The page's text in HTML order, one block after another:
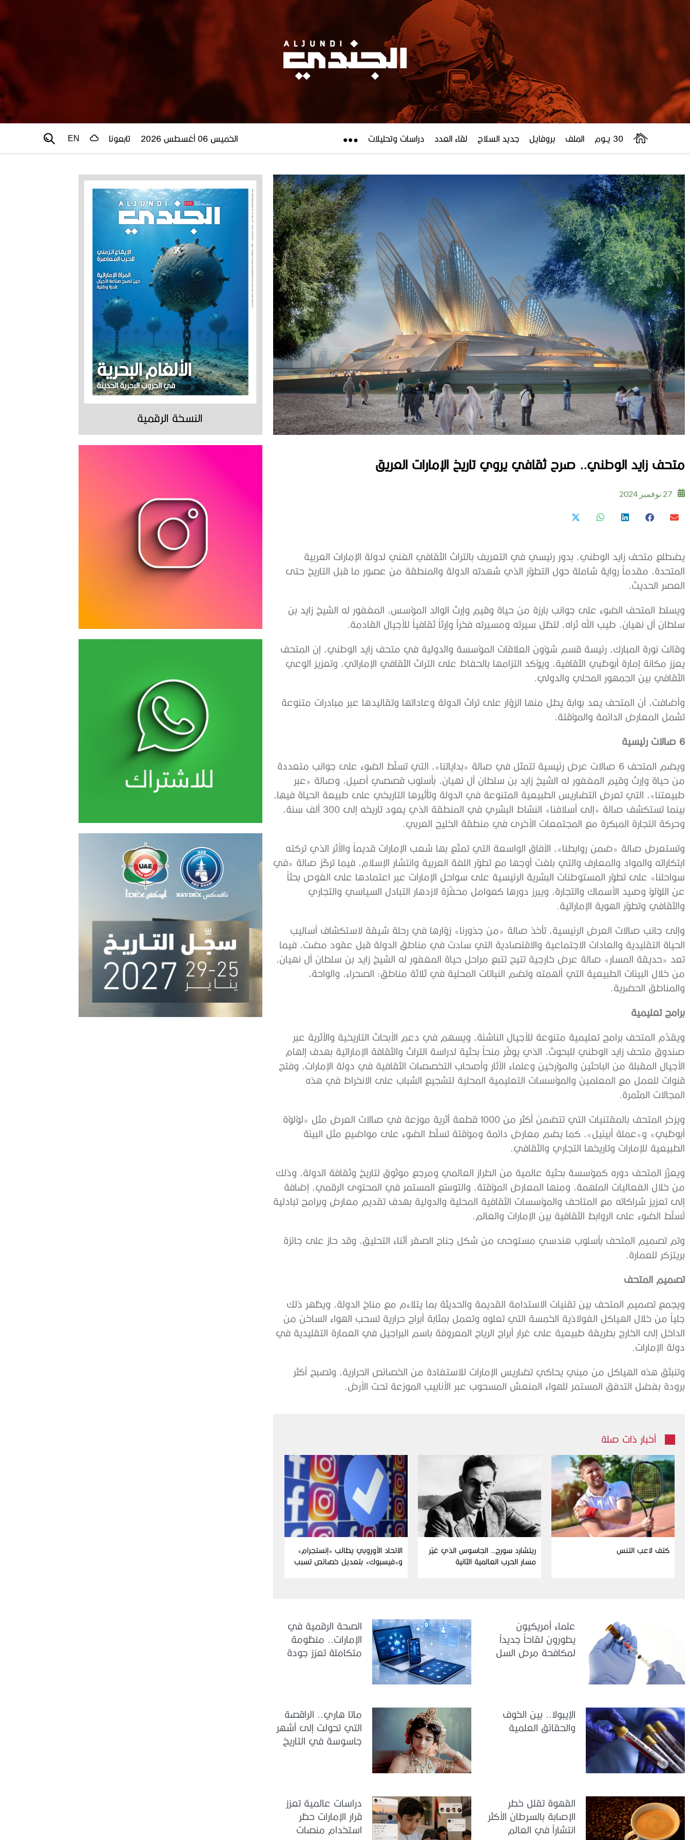
30 يــوم الملف بروفايل جديد السلاح لقاء العدد دراسات وتحليلات الخميس 06 أغسطس 2026 تابعونا EN
متحف زايد الوطني.. صرح ثقافي يروي تاريخ الإمارات العريق
27 نوفمبر 2024
يضطلع متحف زايد الوطني، بدور رئيسي في التعريف بالتراث الثقافي الغني لدولة الإمارات العربية
المتحدة، مقدماً رواية شاملة حول التطوّر الذي شهدته الدولة والمنطقة من عصور ما قبل التاريخ حتى
العصر الحديث.
ويسلط المتحف الضوء على جوانب بارزة من حياة وقيم وإرث الوالد المؤسس، المغفور له الشيخ زايد بن
سلطان آل نهيان، طيب الله ثراه، لتظل سيرته ومسيرته فخراً وإرثاً ثقافياً للأجيال القادمة.
وقالت نورة المبارك، رئيسة قسم شؤون العلاقات المؤسسة والدولية في متحف زايد الوطني، إن المتحف
يعزز مكانة إمارة أبوظبي الثقافية، ويؤكد التزامها بالحفاظ على التراث الثقافي الإماراتي، وتعزيز الوعي
الثقافي بين الجمهور المحلي والدولي.
وأضافت، أن المتحف يعد بوابة يطل منها الزوّار على تراث الدولة وعاداتها وتقاليدها عبر مبادرات متنوعة
تشمل المعارض الدائمة والمؤقتة.
6 صالات رئيسية
ويضم المتحف 6 صالات عرض رئيسية تتمثل في صالة «بداياتنا»، التي تسلّط الضوء على جوانب متعددة
من حياة وإرث وقيم المغفور له الشيخ زايد بن سلطان آل نهيان، بأسلوب قصصي أصيل، وصالة «عبر
طبيعتنا»، التي تعرض التضاريس الطبيعية المتنوعة في الدولة وتأثيرها التاريخي على طبيعة الحياة فيها،
بينما تستكشف صالة «إلى أسلافنا» النشاط البشري في المنطقة الذي يعود تاريخه إلى 300 ألف سنة،
وحركة التجارة المبكرة مع المجتمعات الأخرى في منطقة الخليج العربي.
وتستعرض صالة «ضمن روابطنا»، الآفاق الواسعة التي تمتّع بها شعب الإمارات قديماً والأثر الذي تركته
ابتكاراته والمواد والمعارف والتي بلغت أوجها مع تطوّر اللغة العربية وانتشار الإسلام، فيما تركّز صالة «في
سواحلنا» على تطوّر المستوطنات البشرية الرئيسية على سواحل الإمارات عبر اعتمادها على الغوص بحثاً
عن اللؤلؤ وصيد الأسماك والتجارة، ويبرز دورها كعوامل محفّزة لازدهار التبادل السياسي والتجاري
والثقافي وتطوّر الهوية الإماراتية.
وإلى جانب صالات العرض الرئيسية، تأخذ صالة «من جذورنا» زوّارها في رحلة شيقة لاستكشاف أساليب
الحياة التقليدية والعادات الاجتماعية والاقتصادية التي سادت في مناطق الدولة قبل عقود مضت، فيما
تعد «حديقة المسار» صالة عرض خارجية تتيح تتبع مراحل حياة المغفور له الشيخ زايد بن سلطان آل نهيان،
من خلال البيئات الطبيعية التي ألهمته وتضم النباتات المحلية في ثلاثة مناطق: الصحراء، والواحة،
والمناطق الحضرية.
برامج تعليمية
ويقدّم المتحف برامج تعليمية متنوعة للأجيال الناشئة، ويسهم في دعم الأبحاث التاريخية والأثرية عبر
صندوق متحف زايد الوطني للبحوث، الذي يوفّر منحاً بحثية لدراسة التراث والثقافة الإماراتية بهدف إلهام
الأجيال المقبلة من الباحثين والمؤرخين وعلماء الآثار وأصحاب التخصصات الثقافية في دولة الإمارات، وفتح
قنوات للعمل مع المعلمين والمؤسسات التعليمية المحلية لتشجيع الشباب على الانخراط في هذه
المجالات المثمرة.
ويزخر المتحف بالمقتنيات التي تتضمن أكثر من 1000 قطعة أثرية موزعة في صالات العرض مثل «لؤلؤة
أبوظبي» و«عملة أبيئيل»، كما يضم معارض دائمة ومؤقتة تسلّط الضوء على مواضيع مثل البيئة
الطبيعية للإمارات وتاريخها التجاري والثقافي.
ويعزّز المتحف دوره كمؤسسة بحثية عالمية من الطراز العالمي ومرجع موثوق لتاريخ وثقافة الدولة، وذلك
من خلال الفعاليات الملهمة، ومنها المعارض المؤقتة، والتوسّع المستمر في المحتوى الرقمي، إضافة
إلى تعزيز شراكاته مع المتاحف والمؤسسات الثقافية المحلية والدولية بهدف تقديم معارض وبرامج تبادلية
تُسلّط الضوء على الروابط الثقافية بين الإمارات والعالم.
وتم تصميم المتحف بأسلوب هندسي مستوحى من شكل جناح الصقر أثناء التحليق، وقد حاز على جائزة
بريتزكر للعمارة.
تصميم المتحف
ويجمع تصميم المتحف بين تقنيات الاستدامة القديمة والحديثة بما يتلاءم مع مناخ الدولة، ويظهر ذلك
جلياً من خلال الهياكل الفولاذية الخمسة التي تعلوه وتعمل بمثابة أبراج حرارية تسحب الهواء الساخن من
الداخل إلى الخارج بطريقة طبيعية على غرار أبراج الرياح المعروفة باسم البراجيل في العمارة التقليدية في
دولة الإمارات.
وتنبثق هذه الهياكل من مبني يحاكي تضاريس الإمارات للاستفادة من الخصائص الحرارية، وتصبح أكثر
برودة بفضل التدفق المستمر للهواء المنعش المسحوب عبر الأنابيب الموزعة تحت الأرض.
أخبار ذات صلة
كتف لاعب التنس
ريتشارد سورج… الجاسوس الذي غيّر
مسار الحرب العالمية الثانية
الاتحاد الأوروبي يطالب «إنستجرام»
و«فيسبوك» بتعديل خصائص تسبب
علماء أمريكيون
يطورون لقاحاً جديداً
لمكافحة مرض السل
الصحة الرقمية في
الإمارات.. منظومة
متكاملة تعزز جودة
الإيبولا.. بين الخوف
والحقائق العلمية
ماتا هاري.. الراقصة
التي تحولت إلى أشهر
جاسوسة في التاريخ
القهوة تقلل خطر
الإصابة بالسرطان الأكثر
انتشاراً في العالم
دراسات عالمية تعزز
قرار الإمارات حظر
استخدام منصات
النسخة الرقمية